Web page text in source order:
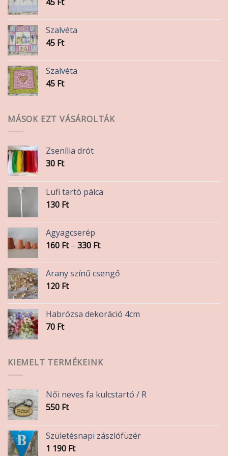
Szalvéta
45 Ft
Szalvéta
45 Ft
MÁSOK EZT VÁSÁROLTÁK
Zsenília drót
30 Ft
Lufi tartó pálca
130 Ft
Agyagcserép
160 Ft – 330 FtÁrtartomány:
-
330 Ft
Arany színű csengő
120 Ft
Habrózsa dekoráció 4cm
70 Ft
KIEMELT TERMÉKEINK
Női neves fa kulcstartó / R
550 Ft
Születésnapi zászlófüzér
1 190 Ft